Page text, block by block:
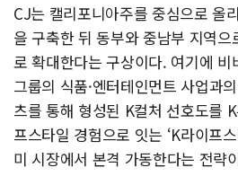
CJ는 캘리포니아주를 중심으로 올
을 구축한 뒤 동부와 중남부 지역
로 확대한다는 구상이다. 여기에 비
그룹의 식품·엔터테인먼트 사업과
츠를 통해 형성된 K컬처 선호도를
프스타일 경험으로 잇는 ‘K라이프
미 시장에서 본격 가동한다는 전략